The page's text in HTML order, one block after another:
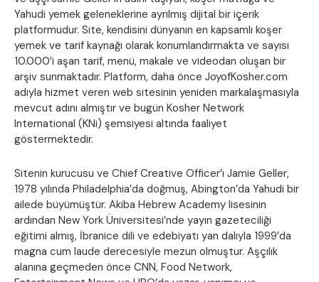
Yahudi yemek geleneklerine ayrılmış dijital bir içerik
platformudur. Site, kendisini dünyanın en kapsamlı koşer
yemek ve tarif kaynağı olarak konumlandırmakta ve sayısı
10.000’i aşan tarif, menü, makale ve videodan oluşan bir
arşiv sunmaktadır. Platform, daha önce JoyofKosher.com
adıyla hizmet veren web sitesinin yeniden markalaşmasıyla
mevcut adını almıştır ve bugün Kosher Network
International (KNi) şemsiyesi altında faaliyet
göstermektedir.
Sitenin kurucusu ve Chief Creative Officer’ı Jamie Geller,
1978 yılında Philadelphia’da doğmuş, Abington’da Yahudi bir
ailede büyümüştür. Akiba Hebrew Academy lisesinin
ardından New York Üniversitesi’nde yayın gazeteciliği
eğitimi almış, İbranice dili ve edebiyatı yan dalıyla 1999’da
magna cum laude derecesiyle mezun olmuştur. Aşçılık
alanına geçmeden önce CNN, Food Network,